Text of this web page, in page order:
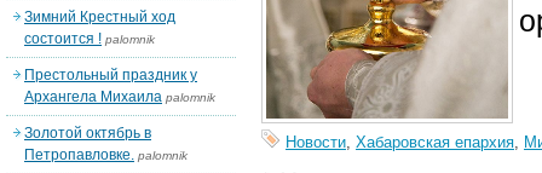
Новости, Хабаровская епархия,
Зимний Крестный ход
состоится ! palomnik
Престольный праздник у
Архангела Михаила palomnik
Золотой октябрь в
Петропавловке. palomnik